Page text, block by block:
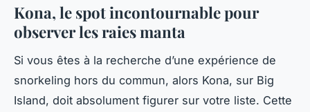
Kona, le spot incontournable pour
observer les raies manta
Si vous êtes à la recherche d’une expérience de
snorkeling hors du commun, alors Kona, sur Big
Island, doit absolument figurer sur votre liste. Cette